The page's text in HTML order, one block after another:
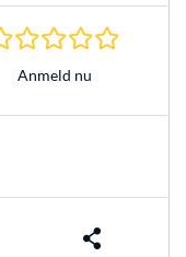
Anmeld nu